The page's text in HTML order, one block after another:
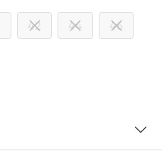
42 44 46